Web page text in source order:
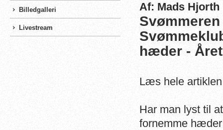
Billedgalleri
Livestream
Af: Mads Hjorth
hæder -
Læs hele
Har man lyst til
fornemme